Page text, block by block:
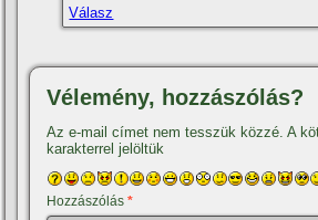
Válasz
Vélemény, hozzászólás?
Az e-mail címet nem tesszük közzé. A
karakterrel jelöltük
Hozzászólás*